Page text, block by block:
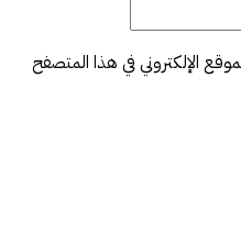
الإلكتروني في هذا المتصفح